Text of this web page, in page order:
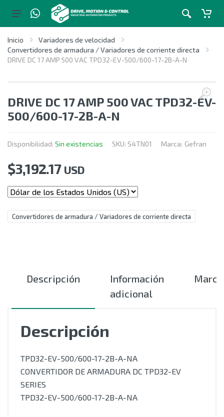
Inicio
Variadores de velocidad
Convertidores de armadura / Variadores de corriente directa
DRIVE DC 17 AMP 500 VAC TPD32-EV-500/600-17-2B-A-N
DRIVE DC 17 AMP 500 VAC TPD32-EV-
500/600-17-2B-A-N
Disponibilidad: Sin existencias SKU: S4TN01 Marca: Gefran
$3,192.17 USD
Convertidores de armadura / Variadores de corriente directa
Descripción
Información
adicional
Marca
Descripción
TPD32-EV-500/600-17-2B-A-NA
CONVERTIDOR DE ARMADURA DC TPD32-EV
SERIES
TPD32-EV-500/600-17-2B-A-NA